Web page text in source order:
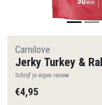
Carnilove
Jerky Turkey &
Schrijf je eigen review
€4,95